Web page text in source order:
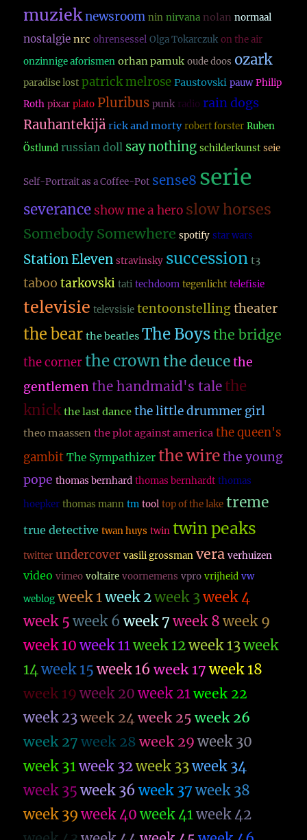
muzieknewsroom nin nirvana nolan normaal
nostalgie nrc ohrensessel Olga Tokarczuk on the air
onzinnige aforismen orhan pamuk oude doos ozark
paradise lost patrick melrose Paustovski pauw Philip
Roth pixar plato Pluribus punk radio rain dogs
Rauhantekijä rick and morty robert forster Ruben
Östlund russian doll say nothing schilderkunst seie
Self-Portrait as a Coffee-Pot sense8 serie
severance show me a hero slow horses
Somebody Somewhere spotify star wars
Station Eleven stravinsky succession t3
taboo tarkovski tati techdoom tegenlicht telefisie
televisie televsisie tentoonstelling theater
the bear the beatles The Boysthe bridge
the corner the crownthe deuce the
gentlemen the handmaid's tale the
knick the last dance the little drummer girl
theo maassen the plot against america the queen's
gambit The Sympathizer the wire the young
pope thomas bernhard thomas bernhardt thomas
hoepker thomas mann tm tool top of the lake treme
true detective twan huys twin twin peaks
twitter undercover vasili grossman vera verhuizen
video vimeo voltaire voornemens vpro vrijheid vw
weblog week 1week 2week 3week 4
week 5 week 6 week 7 week 8 week 9
week 10 week 11week 12week 13week
14week 15 week 16 week 17 week 18
week 19 week 20 week 21week 22
week 23week 24week 25 week 26
week 27 week 28 week 29 week 30
week 31week 32week 33week 34
week 35 week 36 week 37 week 38
week 39 week 40 week 41week 42